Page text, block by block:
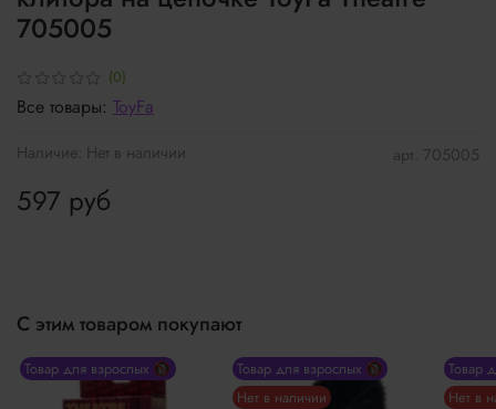
(0)
арт. 705005
Наличие: Нет в наличии
705005
597 руб
Все товары: ToyFa
С этим товаром покупают
Товар для взрослых 🔞
Товар для взрослых 🔞
Нет в наличии
Товар
Нет в